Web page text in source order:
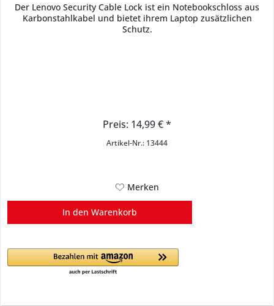
Der Lenovo Security Cable Lock ist ein Notebookschloss aus
Karbonstahlkabel und bietet ihrem Laptop zusätzlichen
Schutz.
Preis: 14,99 € *
Artikel-Nr.: 13444
Merken
In den Warenkorb